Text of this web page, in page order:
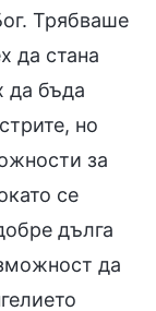
Трябваше
да стана
да бъда
но
за
се
дълга
да